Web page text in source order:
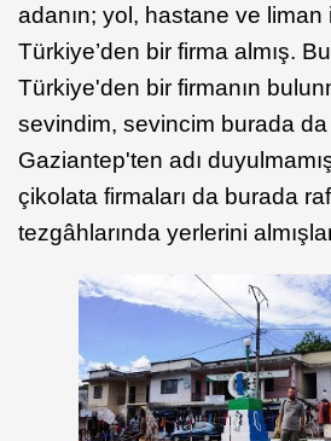
adanın; yol, hastane ve liman
Türkiye’den bir firma almış.
Türkiye'den bir firmanın
sevindim, sevincim burada da
Gaziantep'ten adı
çikolata firmaları da burada
tezgâhlarında yerlerini